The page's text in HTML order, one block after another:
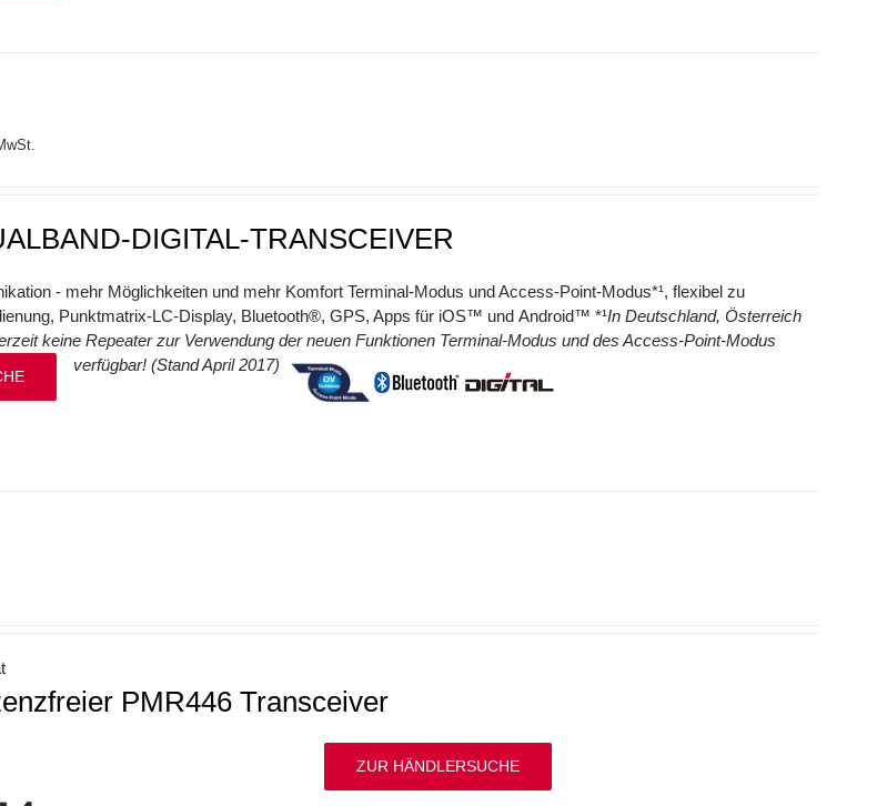
DIGITAL-TRANSCEIVER
- mehr Möglichkeiten und mehr Komfort Terminal-Modus und Access-Point-Modus*¹, flexibel zu
Punktmatrix-LC-Display, Bluetooth®, GPS, Apps für iOS™ und Android™ *¹In Deutschland, Österreich
keine Repeater zur Verwendung der neuen Funktionen Terminal-Modus und des Access-Point-Modus
verfügbar! (Stand April 2017)
PMR446 Transceiver
ZUR HÄNDLERSUCHE